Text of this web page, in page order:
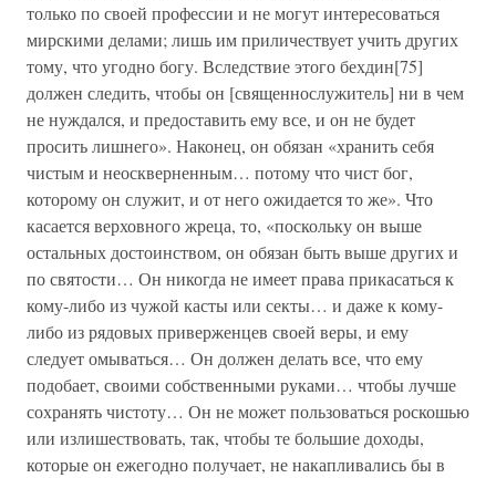
только по своей профессии и не могут интересоваться
мирскими делами; лишь им приличествует учить других
тому, что угодно богу. Вследствие этого бехдин[75]
должен следить, чтобы он [священнослужитель] ни в чем
не нуждался, и предоставить ему все, и он не будет
просить лишнего». Наконец, он обязан «хранить себя
чистым и неоскверненным… потому что чист бог,
которому он служит, и от него ожидается то же». Что
касается верховного жреца, то, «поскольку он выше
остальных достоинством, он обязан быть выше других и
по святости… Он никогда не имеет права прикасаться к
кому-либо из чужой касты или секты… и даже к кому-
либо из рядовых приверженцев своей веры, и ему
следует омываться… Он должен делать все, что ему
подобает, своими собственными руками… чтобы лучше
сохранять чистоту… Он не может пользоваться роскошью
или излишествовать, так, чтобы те большие доходы,
которые он ежегодно получает, не накапливались бы в